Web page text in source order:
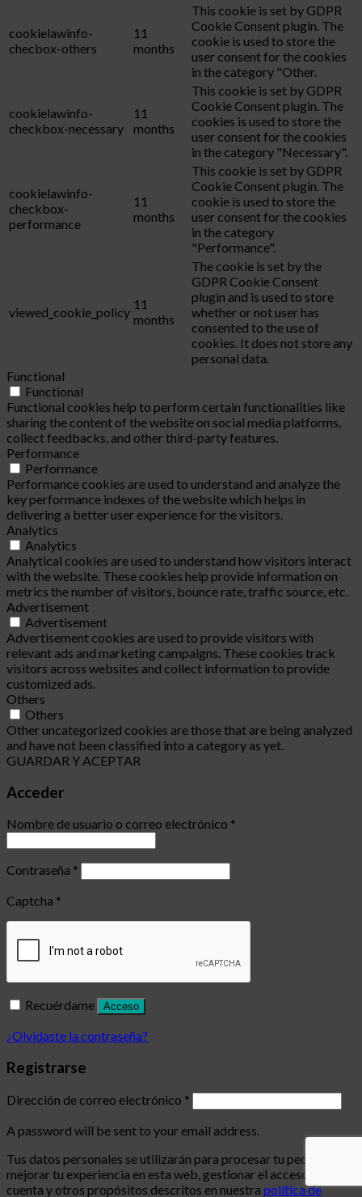
cookielawinfo-
checbox-others
11
months
This cookie is set by GDPR
Cookie Consent plugin. The
cookie is used to store the
user consent for the cookies
in the category "Other.
cookielawinfo-
checkbox-necessary
11
months
This cookie is set by GDPR
Cookie Consent plugin. The
cookies is used to store the
user consent for the cookies
in the category "Necessary".
cookielawinfo-
checkbox-
performance
11
months
This cookie is set by GDPR
Cookie Consent plugin. The
cookie is used to store the
user consent for the cookies
in the category
"Performance".
viewed_cookie_policy
11
months
The cookie is set by the
GDPR Cookie Consent
plugin and is used to store
whether or not user has
consented to the use of
cookies. It does not store any
personal data.
Functional
Functional
Functional cookies help to perform certain functionalities like
sharing the content of the website on social media platforms,
collect feedbacks, and other third-party features.
Performance
Performance
Performance cookies are used to understand and analyze the
key performance indexes of the website which helps in
delivering a better user experience for the visitors.
Analytics
Analytics
Analytical cookies are used to understand how visitors interact
with the website. These cookies help provide information on
metrics the number of visitors, bounce rate, traffic source, etc.
Advertisement
Advertisement
Advertisement cookies are used to provide visitors with
relevant ads and marketing campaigns. These cookies track
visitors across websites and collect information to provide
customized ads.
Others
Others
Other uncategorized cookies are those that are being analyzed
and have not been classified into a category as yet.
GUARDAR Y ACEPTAR
Acceder
Nombre de usuario o correo electrónico *
Contraseña *
Captcha *
Recuérdame Acceso
¿Olvidaste la contraseña?
Registrarse
Dirección de correo electrónico *
A password will be sent to your email address.
Tus datos personales se utilizarán para procesar tu pedido,
mejorar tu experiencia en esta web, gestionar el acceso a tu
cuenta y otros propósitos descritos en nuestra política de